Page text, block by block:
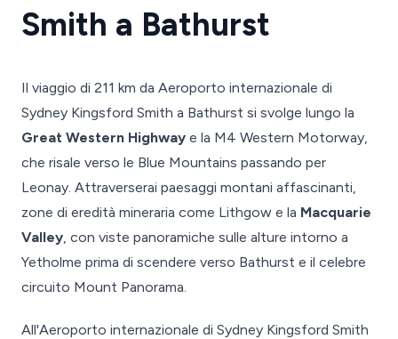
Smith a Bathurst
Il viaggio di 211 km da Aeroporto internazionale di
Sydney Kingsford Smith a Bathurst si svolge lungo la
Great Western Highway e la M4 Western Motorway,
che risale verso le Blue Mountains passando per
Leonay. Attraverserai paesaggi montani affascinanti,
zone di eredità mineraria come Lithgow e la Macquarie
Valley, con viste panoramiche sulle alture intorno a
Yetholme prima di scendere verso Bathurst e il celebre
circuito Mount Panorama.
All'Aeroporto internazionale di Sydney Kingsford Smith